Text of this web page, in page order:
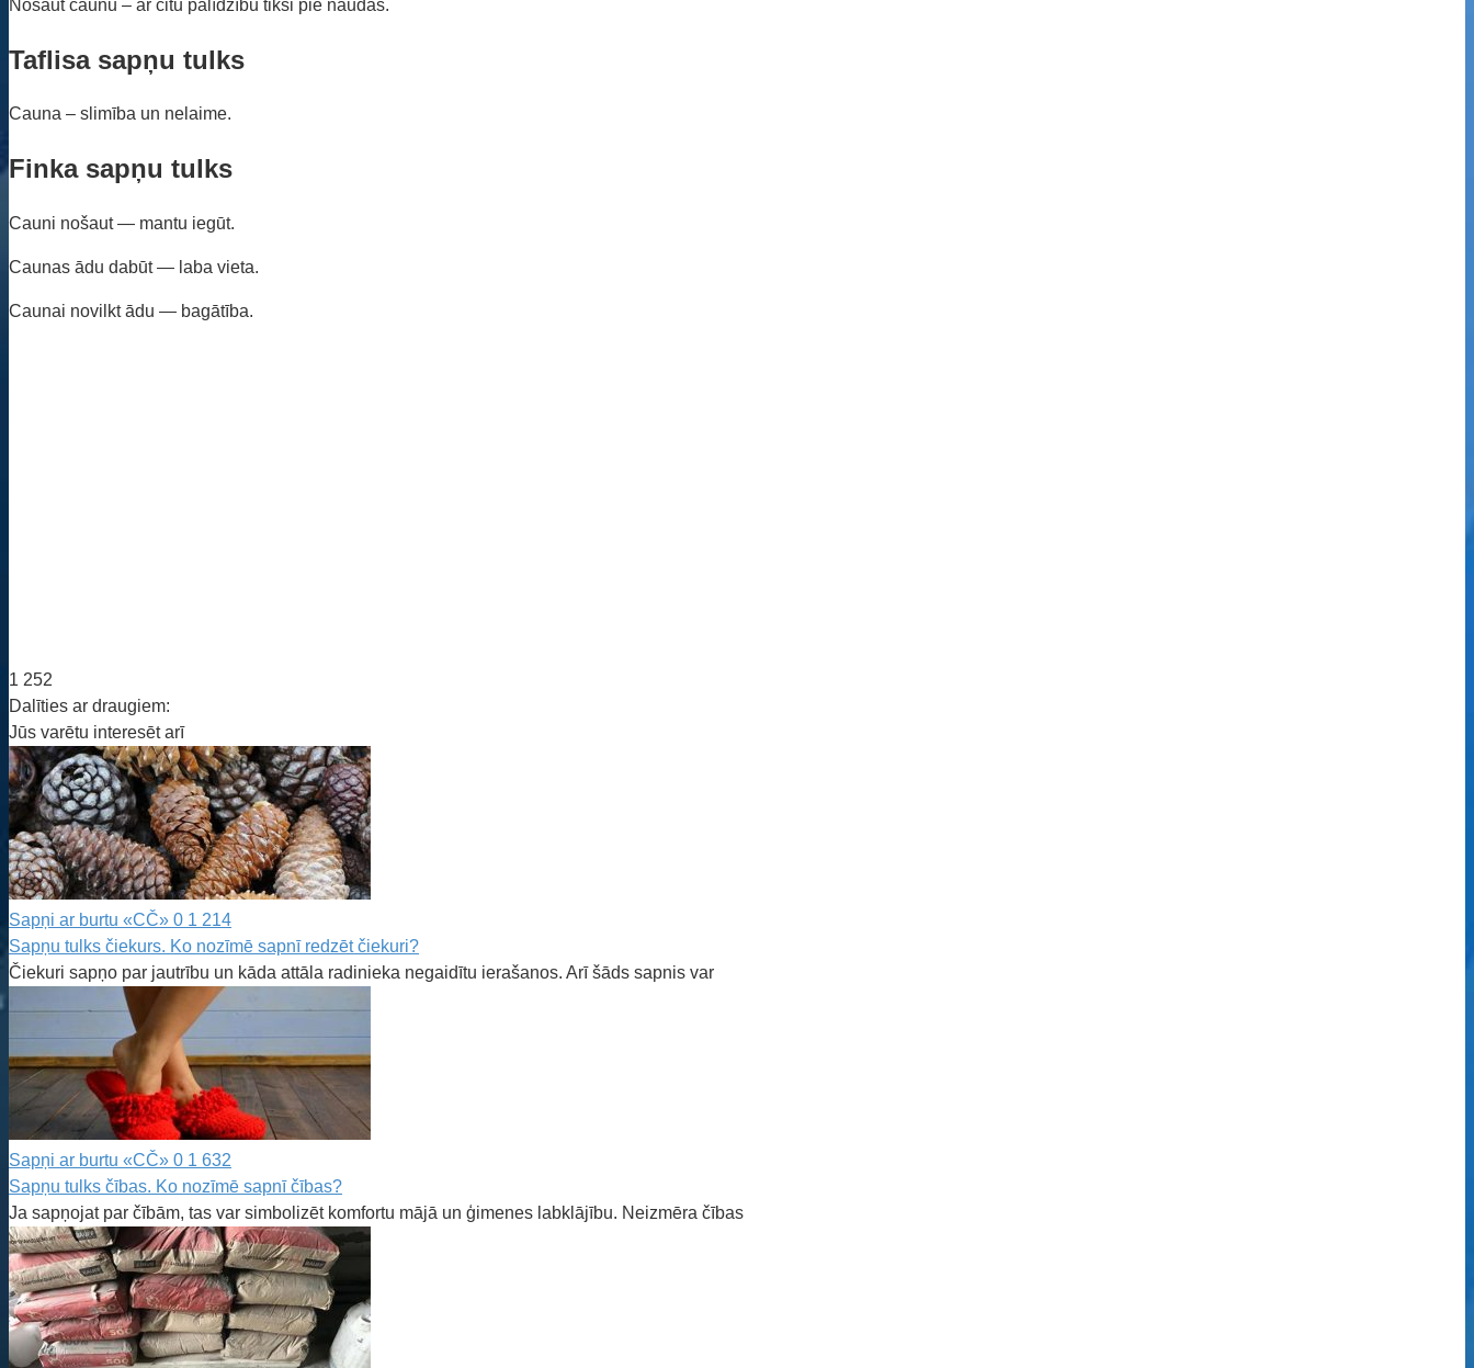
Nošaut caunu – ar citu palīdzību tiksi pie naudas.
Taflisa sapņu tulks
Cauna – slimība un nelaime.
Finka sapņu tulks
Cauni nošaut — mantu iegūt.
Caunas ādu dabūt — laba vieta.
Caunai novilkt ādu — bagātība.
1 252
Dalīties ar draugiem:
Jūs varētu interesēt arī
Sapņi ar burtu «CČ» 0 1 214
Sapņu tulks čiekurs. Ko nozīmē sapnī redzēt čiekuri?
Čiekuri sapņo par jautrību un kāda attāla radinieka negaidītu ierašanos. Arī šāds sapnis var
Sapņi ar burtu «CČ» 0 1 632
Sapņu tulks čības. Ko nozīmē sapnī čības?
Ja sapņojat par čībām, tas var simbolizēt komfortu mājā un ģimenes labklājību. Neizmēra čības